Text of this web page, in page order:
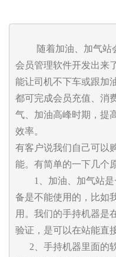
会员管理软件开发出来
能让司机不下车或跟加
都可完成会员充值、消
气、加油高峰时期，提
效率。
有客户说我们自己可以
能。有简单的一下几个
备是不能使用的，比如
用。我们的手持机器是
验证，是可以在站能直